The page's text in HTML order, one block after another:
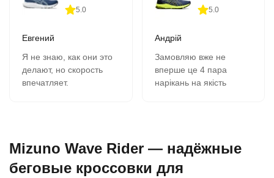
5.0
Евгений
Я не знаю, как они это
делают, но скорость
впечатляет.
К качеству никаких
полёт нормальный.
5.0
Андрій
Замовляю вже не
вперше це 4 пара
нарікань на якість
отримав всім
рекомендую.
Mizuno Wave Rider — надёжные
беговые кроссовки для